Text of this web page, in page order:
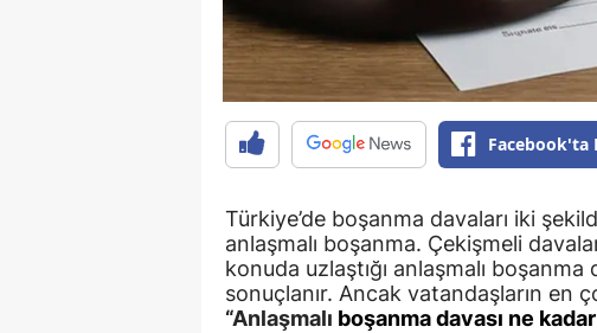
Facebook'ta
Türkiye’de boşanma davaları iki
anlaşmalı boşanma. Çekişmeli
konuda uzlaştığı anlaşmalı
sonuçlanır. Ancak vatandaşların en
“Anlaşmalı boşanma davası ne